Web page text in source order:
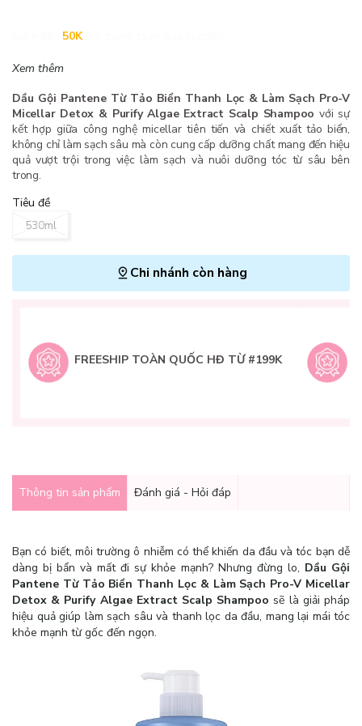
50K
Xem thêm
Dầu Gội Pantene Từ Tảo Biển Thanh Lọc & Làm Sạch Pro-V
Micellar Detox & Purify Algae Extract Scalp Shampoo với sự
kết hợp giữa công nghệ micellar tiên tiến và chiết xuất tảo biển,
không chỉ làm sạch sâu mà còn cung cấp dưỡng chất mang đến hiệu
quả vượt trội trong việc làm sạch và nuôi dưỡng tóc từ sâu bên
trong.
Tiêu đề
530ml
Chi nhánh còn hàng
FREESHIP TOÀN QUỐC HĐ TỪ #199K
Thông tin sản phẩm Đánh giá - Hỏi đáp
Bạn có biết, môi trường ô nhiễm có thể khiến da đầu và tóc bạn dễ
dàng bị bẩn và mất đi sự khỏe mạnh? Nhưng đừng lo, Dầu Gội
Pantene Từ Tảo Biển Thanh Lọc & Làm Sạch Pro-V Micellar
Detox & Purify Algae Extract Scalp Shampoo sẽ là giải pháp
hiệu quả giúp làm sạch sâu và thanh lọc da đầu, mang lại mái tóc
khỏe mạnh từ gốc đến ngọn.